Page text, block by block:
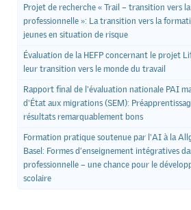
Projet de recherche « Trail – transition vers
professionnelle »: La transition vers la
jeunes en situation de risque
Évaluation de la HEFP concernant le projet
leur transition vers le monde du travail
Rapport final de l'évaluation nationale PAI
d'État aux migrations (SEM):
résultats remarquablement bons
Formation pratique soutenue par l'AI à la
Basel: Formes d’enseignement intégratives
professionnelle – une chance pour le
scolaire